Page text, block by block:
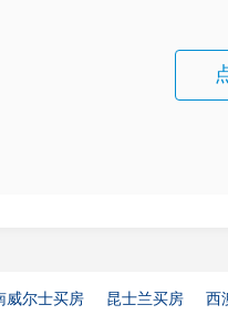
威尔士买房 昆士兰买房 西